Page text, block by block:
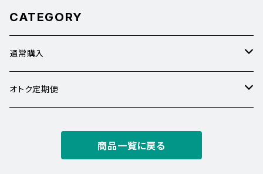
CATEGORY
通常購入
なんとなくの疲れ
美容・年齢ケア
オトク定期便
商品一覧に戻る